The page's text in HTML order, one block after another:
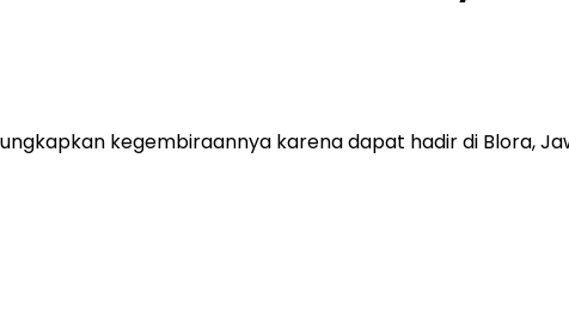
kegembiraannya karena dapat hadir di Blora,